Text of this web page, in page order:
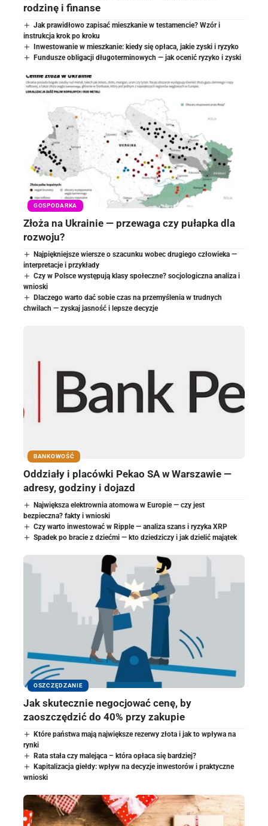
rodzinę i finanse
Jak prawidłowo zapisać mieszkanie w testamencie? Wzór i
instrukcja krok po kroku
Inwestowanie w mieszkanie: kiedy się opłaca, jakie zyski i ryzyko
Fundusze obligacji długoterminowych — jak ocenić ryzyko i zyski
GOSPODARKA
Złoża na Ukrainie — przewaga czy pułapka dla
rozwoju?
Najpiękniejsze wiersze o szacunku wobec drugiego człowieka —
interpretacje i przykłady
Czy w Polsce występują klasy społeczne? socjologiczna analiza i
wnioski
Dlaczego warto dać sobie czas na przemyślenia w trudnych
chwilach — zyskaj jasność i lepsze decyzje
BANKOWOŚĆ
Oddziały i placówki Pekao SA w Warszawie —
adresy, godziny i dojazd
Największa elektrownia atomowa w Europie — czy jest
bezpieczna? fakty i wnioski
Czy warto inwestować w Ripple — analiza szans i ryzyka XRP
Spadek po bracie z dziećmi — kto dziedziczy i jak dzielić majątek
OSZCZĘDZANIE
Jak skutecznie negocjować cenę, by
zaoszczędzić do 40% przy zakupie
Które państwa mają największe rezerwy złota i jak to wpływa na
rynki
Rata stała czy malejąca – która opłaca się bardziej?
Kapitalizacja giełdy: wpływ na decyzje inwestorów i praktyczne
wnioski